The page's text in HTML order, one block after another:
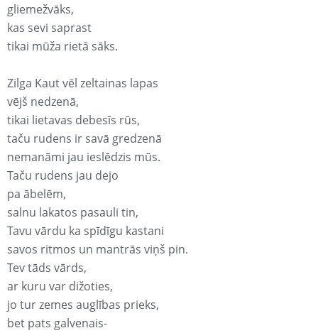
gliemežvāks,
kas sevi saprast
tikai mūža rietā sāks.
Zilga Kaut vēl zeltainas lapas
vējš nedzenā,
tikai lietavas debesīs rūs,
taču rudens ir savā gredzenā
nemanāmi jau ieslēdzis mūs.
Taču rudens jau dejo
pa ābelēm,
salnu lakatos pasauli tin,
Tavu vārdu ka spīdīgu kastani
savos ritmos un mantrās viņš pin.
Tev tāds vārds,
ar kuru var dižoties,
jo tur zemes auglības prieks,
bet pats galvenais-